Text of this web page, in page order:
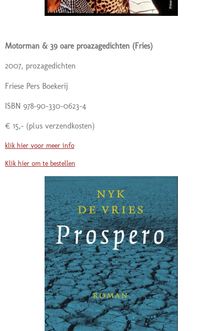
Motorman & 39 oare proazagedichten (Fries)
2007, prozagedichten
Friese Pers Boekerij
ISBN 978-90-330-0623-4
€ 15,- (plus verzendkosten)
klik hier voor meer info
Klik hier om te bestellen